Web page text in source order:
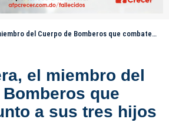
del Cuerpo de Bomberos que combate junto a sus tres hijos
el miembro del
que
a sus tres hijos